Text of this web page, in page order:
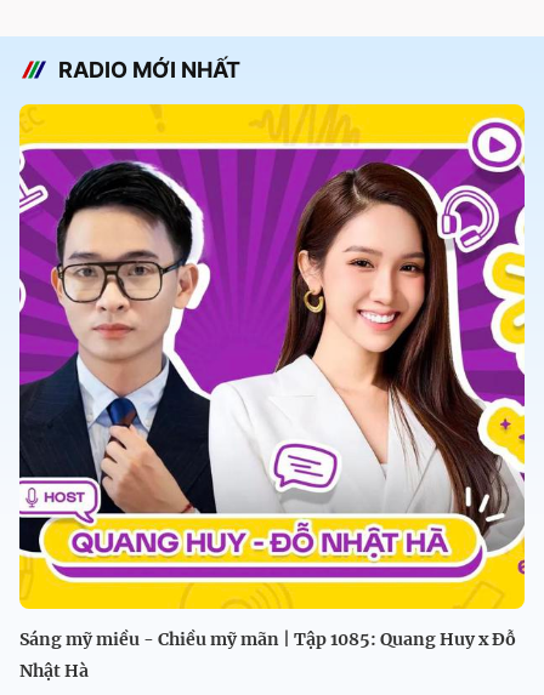
RADIO MỚI NHẤT
Sáng mỹ miều - Chiều mỹ mãn | Tập 1085: Quang Huy x Đỗ
Nhật Hà